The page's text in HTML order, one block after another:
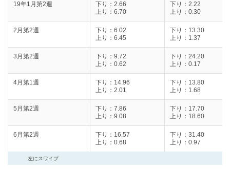
19年1月第2週
下り：2.66
上り：6.70
下り：2.22
上り：0.30
2月第2週
下り：6.02
上り：6.45
下り：13.30
上り：1.37
3月第2週
下り：9.72
上り：0.62
下り：24.20
上り：0.17
4月第1週
下り：14.96
上り：2.01
下り：13.80
上り：1.68
5月第2週
下り：7.86
上り：9.08
下り：17.70
上り：18.60
6月第2週
下り：16.57
上り：0.68
下り：31.40
上り：0.97
左にスワイプ